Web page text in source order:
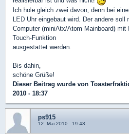
Ich hole gleich zwei davon, denn bei
LED Uhr eingebaut wird. Der andere
Computer (miniAtx/Atom Mainboard) mit
Touch-Funktion
ausgestattet werden.
Bis dahin,
schöne Grüße!
Dieser Beitrag wurde von
2010 - 18:37
ps915
12. Mai 2010 - 19:43